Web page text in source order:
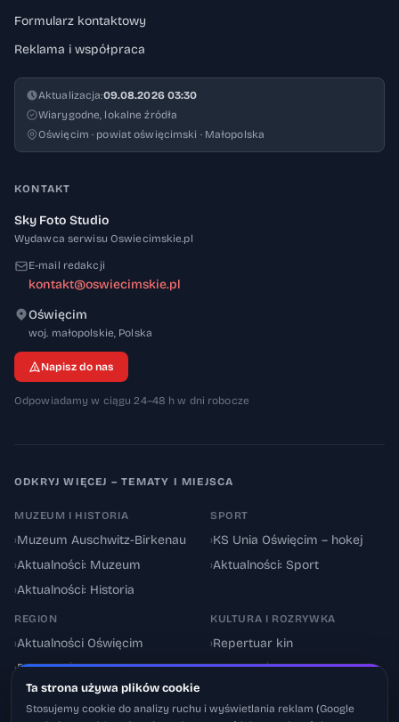
Formularz kontaktowy
Reklama i współpraca
Aktualizacja:09.08.2026 03:30
Wiarygodne, lokalne źródła
Oświęcim · powiat oświęcimski · Małopolska
KONTAKT
Sky Foto Studio
Wydawca serwisu Oswiecimskie.pl
E-mail redakcji
kontakt@oswiecimskie.pl
Oświęcim
woj. małopolskie, 32-600
Polska
Napisz do nas
Odpowiadamy w ciągu 24–48 h w dni robocze
ODKRYJ WIĘCEJ – TEMATY I MIEJSCA
MUZEUM I HISTORIA
›Muzeum Auschwitz-Birkenau
›Aktualności: Muzeum
›Aktualności: Historia
SPORT
›KS Unia Oświęcim – hokej
›Aktualności: Sport
REGION
›Aktualności Oświęcim
›Powiat oświęcimski
Utrudnienia drogowe
KULTURA I ROZRYWKA
›Repertuar kin
›Aktualności: Kultura
Ta strona używa plików cookie
Stosujemy cookie do analizy ruchu i wyświetlania reklam (Google